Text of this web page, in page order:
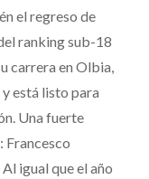
el regreso de
ranking sub-18
carrera en Olbia,
está listo para
Una fuerte
Francesco
igual que el año